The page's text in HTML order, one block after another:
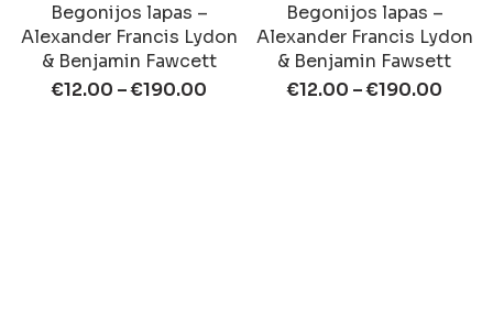
Begonijos lapas –
Alexander Francis Lydon
& Benjamin Fawcett
€12.00 –€190.00
Begonijos lapas –
Alexander Francis Lydon
& Benjamin Fawsett
€12.00 –€190.00